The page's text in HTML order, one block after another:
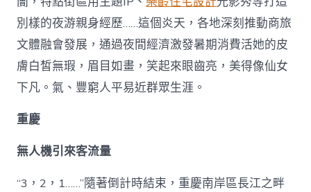
別樣的夜游親身經歷……這個炎天，各地深刻推動商旅
文體融會發展，通過夜間經濟激發暑期消費活她的皮
膚白皙無瑕，眉目如畫，笑起來眼齒亮，美得像仙女
下凡。氣、豐窮人平易近群眾生涯。
重慶
無人機引來客流量
“3，2，1……”隨著倒計時結束，重慶南岸區長江之畔